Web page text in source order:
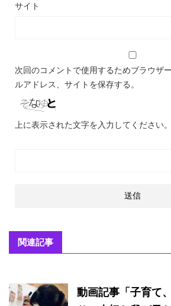
サイト
次回のコメントで使用するためブラウザ
ルアドレス、サイトを保存する。
上に表示された文字を入力してください。
関連記事
動画記事「子育て